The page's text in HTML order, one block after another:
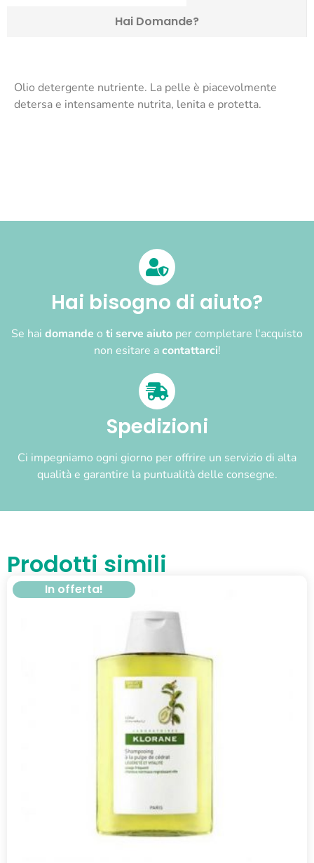
Hai Domande?
Olio detergente nutriente. La pelle è piacevolmente
detersa e intensamente nutrita, lenita e protetta.
Hai bisogno di aiuto?
Se hai domande o ti serve aiuto per completare l'acquisto
non esitare acontattarci!
Spedizioni
Ci impegniamo ogni giorno per offrire un servizio di alta
qualità e garantire la puntualità delle consegne.
Prodotti simili
In offerta!